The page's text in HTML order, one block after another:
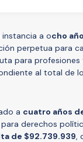
instancia a ocho
perpetua para
para profesiones
al total de
a cuatro años
derechos
de $92.739.939,